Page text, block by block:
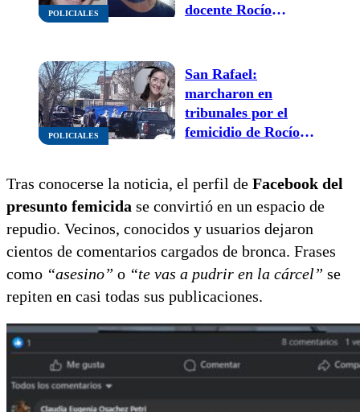
POLICIALES
docente Rocío
POLICIALES
San Rafael:
marcharon en
tribunales por el
femicidio de Rocío
Tras conocerse la noticia, el perfil de Facebook del
presunto femicida se convirtió en un espacio de
repudio. Vecinos, conocidos y usuarios dejaron
cientos de comentarios cargados de bronca. Frases
como “asesino” o “te vas a pudrir en la cárcel” se
repiten en casi todas sus publicaciones.